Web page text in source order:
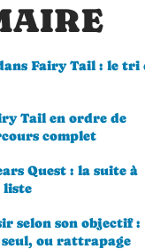
Fairy Tail : le tri
Tail en ordre de
complet
Quest : la suite à
liste
selon son objectif :
ou rattrapage